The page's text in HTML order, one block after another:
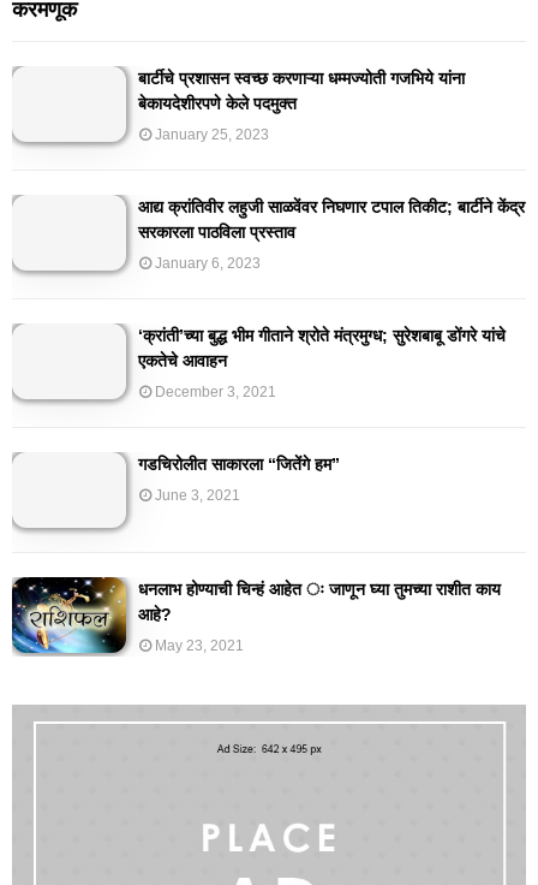
करमणूक
बार्टीचे प्रशासन स्वच्छ करणाऱ्या धम्मज्योती गजभिये यांना
बेकायदेशीरपणे केले पदमुक्त
January 25, 2023
आद्य क्रांतिवीर लहुजी साळवेंवर निघणार टपाल तिकीट; बार्टीने केंद्र
सरकारला पाठविला प्रस्ताव
January 6, 2023
‘क्रांती’च्या बुद्ध भीम गीताने श्रोते मंत्रमुग्ध; सुरेशबाबू डोंगरे यांचे
एकतेचे आवाहन
December 3, 2021
गडचिरोलीत साकारला “जितेंगे हम”
June 3, 2021
धनलाभ होण्याची चिन्हं आहेत ः जाणून घ्या तुमच्या राशीत काय
आहे?
May 23, 2021